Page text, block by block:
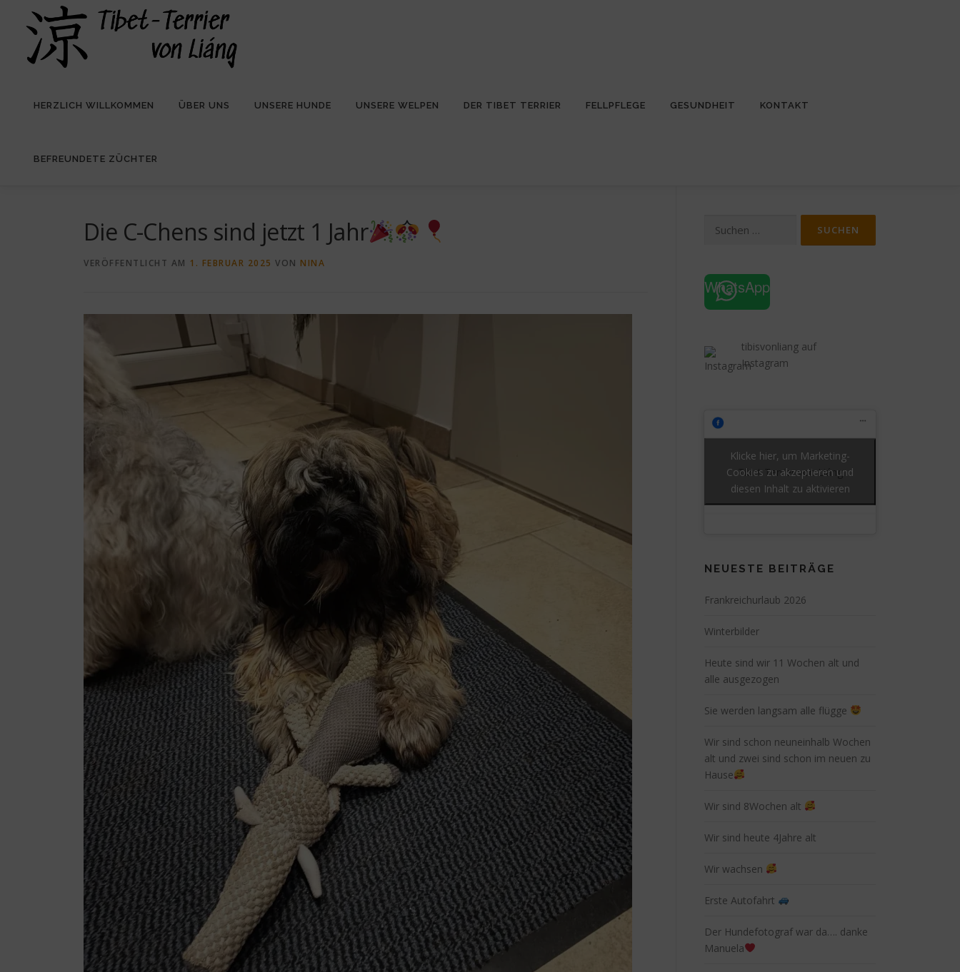
springen
HERZLICH WILLKOMMEN ÜBER UNS UNSERE HUNDE UNSERE WELPEN DER TIBET TERRIER FELLPFLEGE GESUNDHEIT KONTAKT
BEFREUNDETE ZÜCHTER
Die C-Chens sind jetzt 1 Jahr
VERÖFFENTLICHT AM 1. FEBRUAR 2025 VON NINA
nach:
WhatsApp
tibisvonliang auf
Instagram
Tibet Terrier von Liáng
Klicke hier, um Marketing-
Cookies zu akzeptieren und
diesen Inhalt zu aktivieren
NEUESTE BEITRÄGE
Frankreichurlaub 2026
Winterbilder
Heute sind wir 11 Wochen alt und
alle ausgezogen
Sie werden langsam alle flügge
Wir sind schon neuneinhalb Wochen
alt und zwei sind schon im neuen zu
Hause
Wir sind 8Wochen alt
Wir sind heute 4Jahre alt
Wir wachsen
Erste Autofahrt
Der Hundefotograf war da…. danke
Manuela